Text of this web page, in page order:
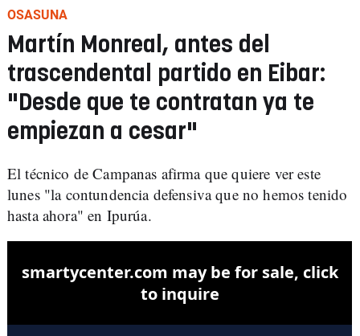
OSASUNA
Martín Monreal, antes del
trascendental partido en Eibar:
"Desde que te contratan ya te
empiezan a cesar"
El técnico de Campanas afirma que quiere ver este
lunes "la contundencia defensiva que no hemos tenido
hasta ahora" en Ipurúa.